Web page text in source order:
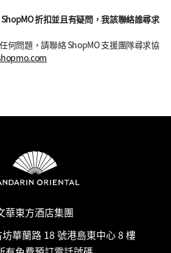
折扣並且有疑問，我該聯絡誰尋求
何問題，請聯絡 ShopMO 支援團隊尋求協
華東方酒店集團
華蘭路 18 號港島東中心 8 樓